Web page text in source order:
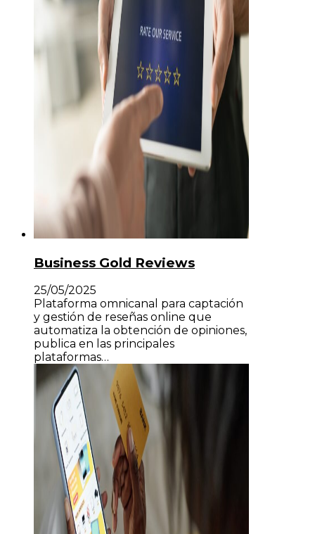
Business Gold Reviews
25/05/2025
Plataforma omnicanal para captación
y gestión de reseñas online que
automatiza la obtención de opiniones,
publica en las principales
plataformas…